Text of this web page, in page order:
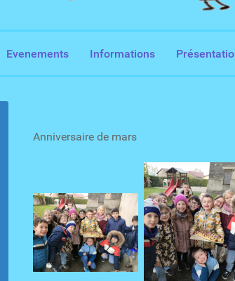
Evenements Informations
Anniversaire de mars